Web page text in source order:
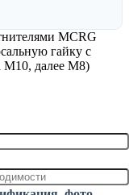
MCRG
гайку с
М10, далее М8)